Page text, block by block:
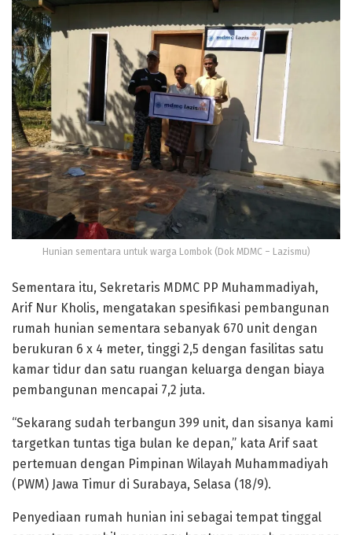
Hunian sementara untuk warga Lombok (Dok MDMC – Lazismu)
Sementara itu, Sekretaris MDMC PP Muhammadiyah,
Arif Nur Kholis, mengatakan spesifikasi pembangunan
rumah hunian sementara sebanyak 670 unit dengan
berukuran 6 x 4 meter, tinggi 2,5 dengan fasilitas satu
kamar tidur dan satu ruangan keluarga dengan biaya
pembangunan mencapai 7,2 juta.
“Sekarang sudah terbangun 399 unit, dan sisanya kami
targetkan tuntas tiga bulan ke depan,” kata Arif saat
pertemuan dengan Pimpinan Wilayah Muhammadiyah
(PWM) Jawa Timur di Surabaya, Selasa (18/9).
Penyediaan rumah hunian ini sebagai tempat tinggal